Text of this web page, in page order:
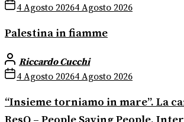
4 Agosto 20264 Agosto 2026
Palestina in fiamme
Riccardo Cucchi
4 Agosto 20264 Agosto 2026
“Insieme torniamo in mare”. La